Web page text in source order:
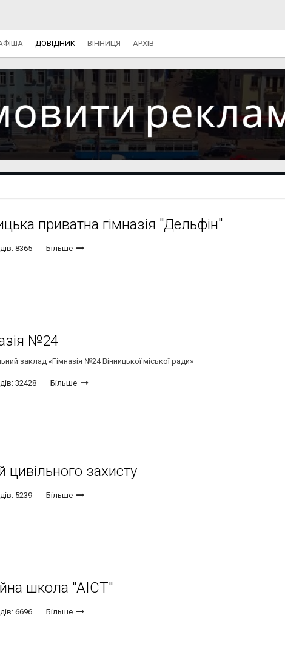
ДОВІДНИК ВІННИЦЯ АРХІВ
приватна гімназія "Дельфін"
8365 Більше
№24
заклад «Гімназія №24 Вінницької міської ради»
32428 Більше
цивільного захисту
5239 Більше
школа "АІСТ"
6696 Більше